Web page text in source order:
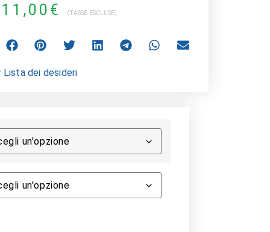
11,00 € (TASSE ESCLUSE)
dei desideri